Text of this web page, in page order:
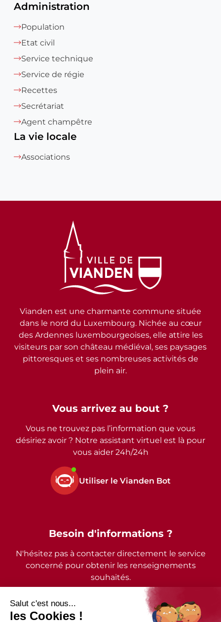
Administration
Population
Etat civil
Service technique
Service de régie
Recettes
Secrétariat
Agent champêtre
La vie locale
Associations
Vous arrivez au bout ?
Vous ne trouvez pas l’information que vous
désiriez avoir ? Notre assistant virtuel est là pour
vous aider 24h/24h
Utiliser le Vianden Bot
Vianden est une charmante commune située
dans le nord du Luxembourg. Nichée au cœur
des Ardennes luxembourgeoises, elle attire les
visiteurs par son château médiéval, ses paysages
pittoresques et ses nombreuses activités de
plein air.
Besoin d'informations ?
N'hésitez pas à contacter directement le service
concerné pour obtenir les renseignements
souhaités.
2026 - © Commune de Vianden - Tous droits réservés